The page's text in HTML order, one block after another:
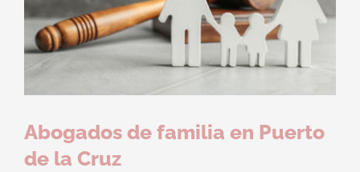
Abogados de familia en Puerto
de la Cruz